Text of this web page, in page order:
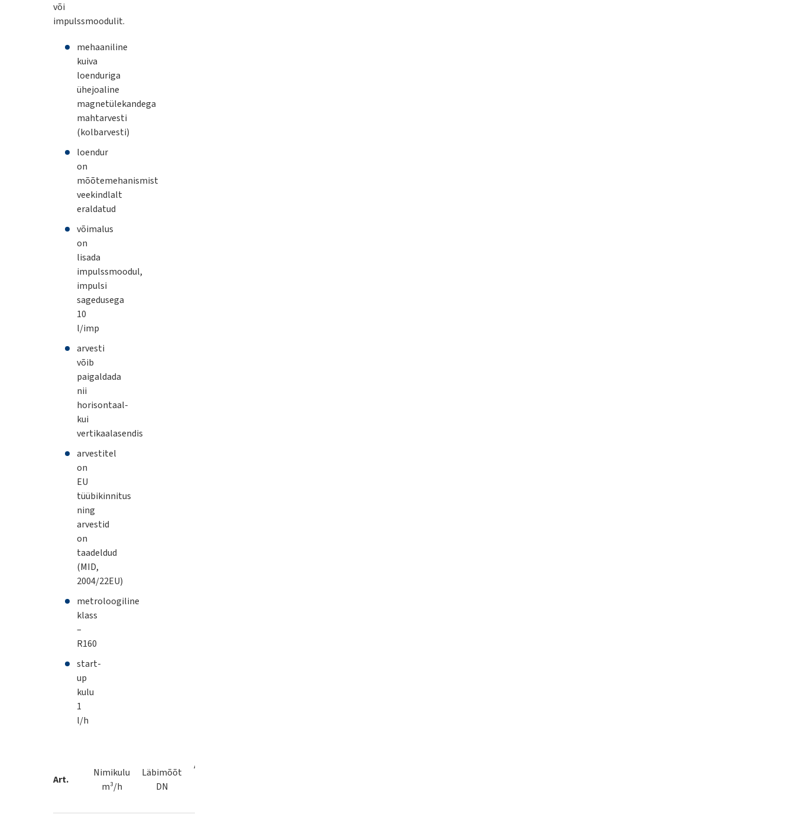
või
impulssmoodulit.
mehaaniline
kuiva
loenduriga
ühejoaline
magnetülekandega
mahtarvesti
(kolbarvesti)
loendur
on
mõõtemehanismist
veekindlalt
eraldatud
võimalus
on
lisada
impulssmoodul,
impulsi
sagedusega
10
l/imp
arvesti
võib
paigaldada
nii
horisontaal-
kui
vertikaalasendis
arvestitel
on
EU
tüübikinnitus
ning
arvestid
on
taadeldud
(MID,
2004/22EU)
metroloogiline
klass
–
R160
start-
up
kulu
1
l/h
Art.
Nimikulu
m³/h
Läbimõõt
DN
Arvesti